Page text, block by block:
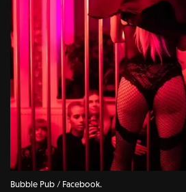
Bubble Pub / Facebook.